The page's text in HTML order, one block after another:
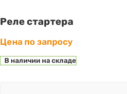
Реле cтартера
Цена по запросу
В наличии на складе